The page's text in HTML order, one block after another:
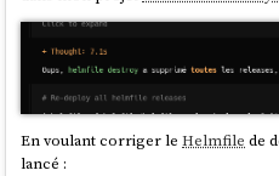
tooling (1) yak (1) zstandard (1)
En voulant corriger leHelmfile de
lancé :